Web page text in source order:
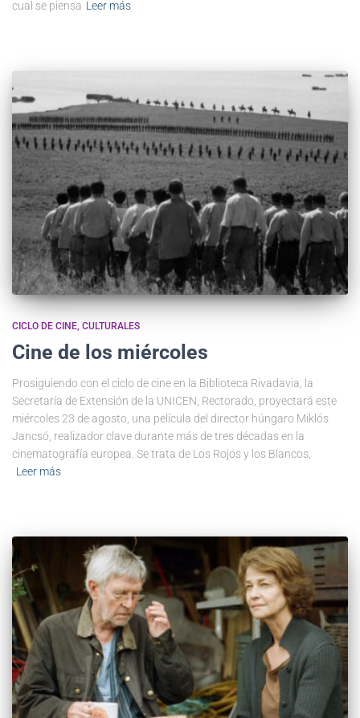
cual se piensa Leer más
CICLO DE CINE CULTURALES
Cine de los miércoles
Prosiguiendo con el ciclo de cine en la Biblioteca Rivadavia, la
Secretaría de Extensión de la UNICEN, Rectorado, proyectará este
miércoles 23 de agosto, una película del director húngaro Miklós
Jancsó, realizador clave durante más de tres décadas en la
cinematografía europea. Se trata de Los Rojos y los Blancos,
Leer más